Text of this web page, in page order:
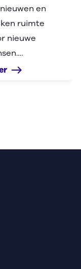
en
ruimte
nieuwe
east